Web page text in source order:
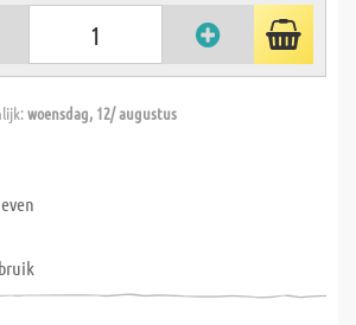
woensdag, 12/ augustus